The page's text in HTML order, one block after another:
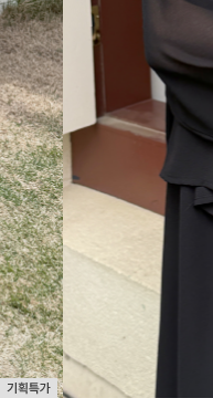
인플루언서 pick!
신상 5%
베스트
MADE
세트할인 ~30%
하객룩
살안타템
110사이즈